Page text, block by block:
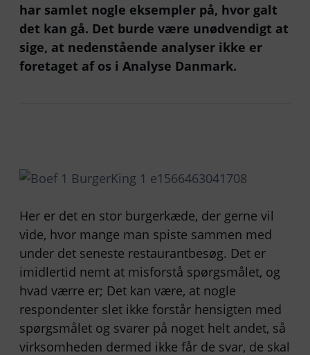
har samlet nogle eksempler på, hvor galt
det kan gå. Det burde være unødvendigt at
sige, at nedenstående analyser ikke er
foretaget af os i Analyse Danmark.
Her er det en stor burgerkæde, der gerne vil
vide, hvor mange man spiste sammen med
under det seneste restaurantbesøg. Det er
imidlertid nemt at misforstå spørgsmålet, og
hvad værre er; Det kan være, at nogle
respondenter slet ikke forstår hensigten med
spørgsmålet og svarer på noget helt andet, så
virksomheden dermed ikke får de svar, de skal